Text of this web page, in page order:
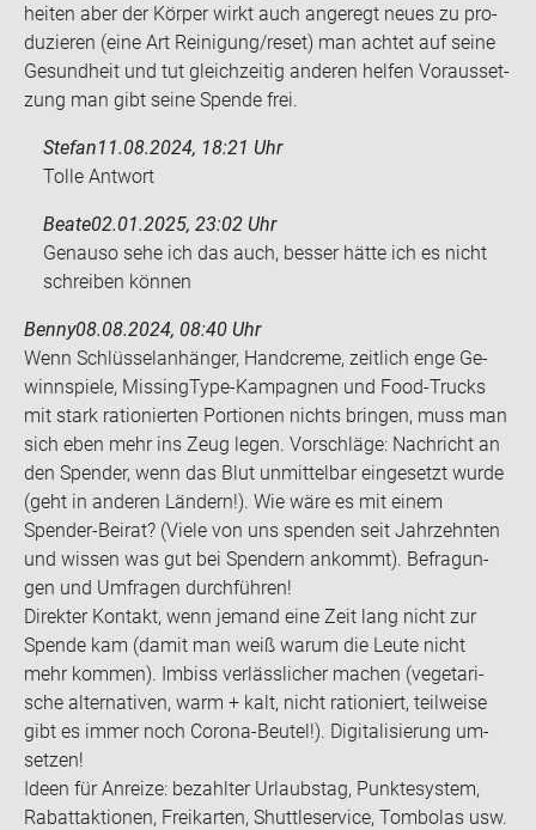
hei­ten aber der Kör­per wirkt auch an­ge­regt neues zu pro­
du­zie­ren (eine Art Rei­ni­gung/reset) man ach­tet auf seine
Ge­sund­heit und tut gleich­zei­tig an­de­ren hel­fen Vor­aus­set­
zung man gibt seine Spen­de frei.
Stefan11.08.2024, 18:21 Uhr
Tolle Ant­wort
Beate02.01.2025, 23:02 Uhr
Ge­nau­so sehe ich das auch, bes­ser hätte ich es nicht
schrei­ben kön­nen
Benny08.08.2024, 08:40 Uhr
Wenn Schlüs­sel­an­hän­ger, Hand­creme, zeit­lich enge Ge­
winn­spie­le, MissingType-​Kampagnen und Food-​Trucks
mit stark ra­tio­nier­ten Por­tio­nen nichts brin­gen, muss man
sich eben mehr ins Zeug legen. Vor­schlä­ge: Nach­richt an
den Spen­der, wenn das Blut un­mit­tel­bar ein­ge­setzt wurde
(geht in an­de­ren Län­dern!). Wie wäre es mit einem
Spender-​Beirat? (Viele von uns spen­den seit Jahr­zehn­ten
und wis­sen was gut bei Spen­dern an­kommt). Be­fra­gun­
gen und Um­fra­gen durch­füh­ren!
Di­rek­ter Kon­takt, wenn je­mand eine Zeit lang nicht zur
Spen­de kam (damit man weiß warum die Leute nicht
mehr kom­men). Im­biss ver­läss­li­cher ma­chen (ve­ge­ta­ri­
sche al­ter­na­ti­ven, warm + kalt, nicht ra­tio­niert, teil­wei­se
gibt es immer noch Corona-​Beutel!). Di­gi­ta­li­sie­rung um­
set­zen!
Ideen für An­rei­ze: be­zahl­ter Ur­laubs­tag, Punk­te­sys­tem,
Ra­batt­ak­tio­nen, Frei­kar­ten, Shut­tle­ser­vice, Tom­bo­las usw.